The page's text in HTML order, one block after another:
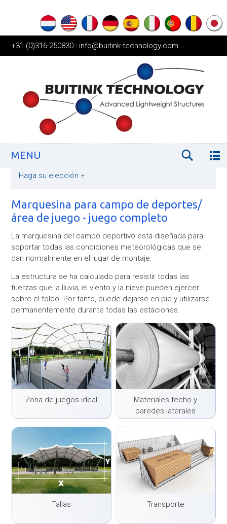
+31 (0)316-250830 | info@buitink-technology.com
MENU
Haga su elección +
Marquesina para campo de deportes/
área de juego - juego completo
La marquesina del campo deportivo está diseñada para
soportar todas las condiciones meteorológicas que se
dan normalmente en el lugar de montaje.
La estructura se ha calculado para resistir todas las
fuerzas que la lluvia, el viento y la nieve pueden ejercer
sobre el toldo. Por tanto, puede dejarse en pie y utilizarse
permanentemente durante todas las estaciones.
Zona de juegos ideal
Materiales techo y
paredes laterales
Tallas Transporte